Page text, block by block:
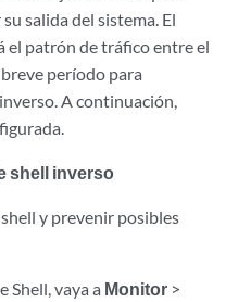
salida del sistema. El
el patrón de tráfico entre el
período para
A continuación,
shell inverso
y prevenir posibles
Shell, vaya a Monitor >